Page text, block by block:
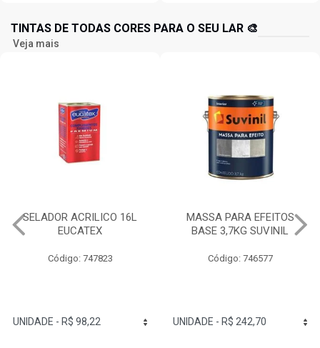
TINTAS DE TODAS CORES PARA O SEU LAR 🎨
Veja mais
MASSA PARA EFEITOS
BASE 3,7KG SUVINIL
Código: 746577
IQUINE DIATEX ACRILICA
15LT BALDE BRANCO NEVE
Código: 734826